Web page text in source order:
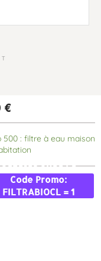
€
500 : filtre à eau maison
Acheter Avec Le
Code Promo:
FILTRABIOCL = 1